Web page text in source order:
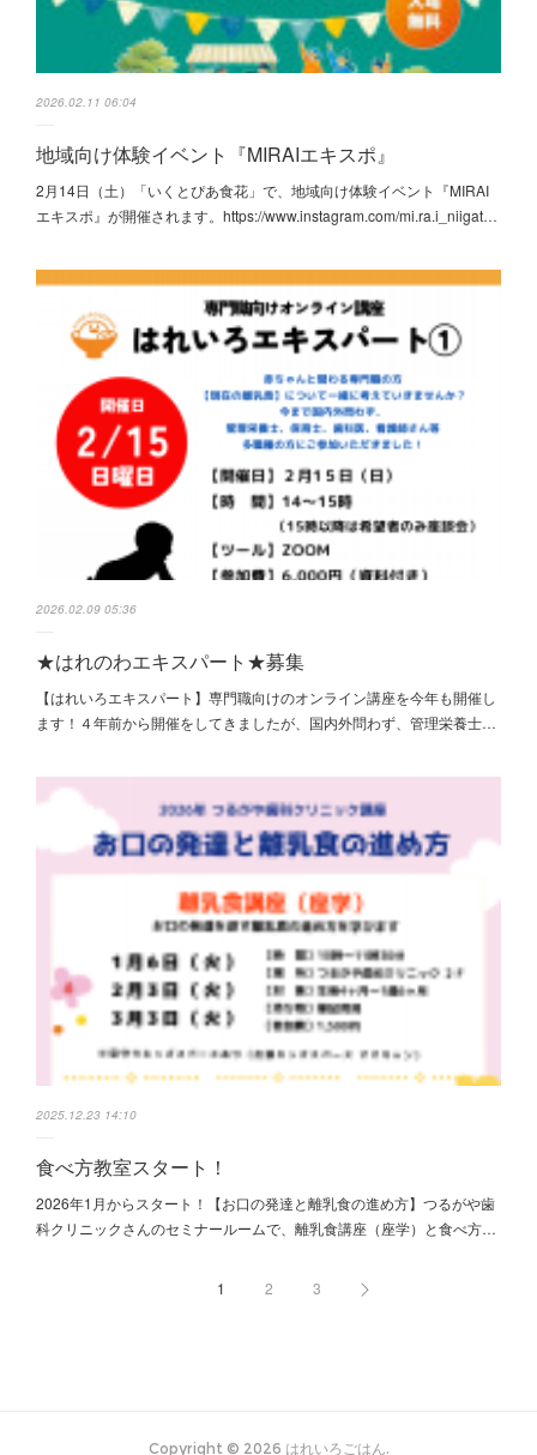
2026.02.11 06:04
地域向け体験イベント『MIRAIエキスポ』
2月14日（土）「いくとぴあ食花」で、地域向け体験イベント『MIRAI
エキスポ』が開催されます。https://www.instagram.com/mi.ra.i_niigat…
2026.02.09 05:36
★はれのわエキスパート★募集
【はれいろエキスパート】専門職向けのオンライン講座を今年も開催し
ます！４年前から開催をしてきましたが、国内外問わず、管理栄養士…
2025.12.23 14:10
食べ方教室スタート！
2026年1月からスタート！【お口の発達と離乳食の進め方】つるがや歯
科クリニックさんのセミナールームで、離乳食講座（座学）と食べ方…
1 2 3
Copyright © 2026 はれいろごはん.